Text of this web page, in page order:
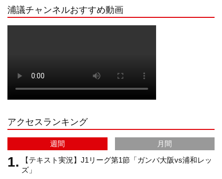
a
r
u
e
浦議チャンネルおすすめ動画
アクセスランキング
週間
月間
【テキスト実況】J1リーグ第1節「ガンバ大阪vs浦和レッ
ズ」